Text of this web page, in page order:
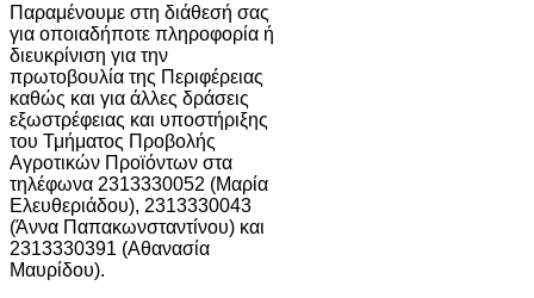
Παραμένουμε στη διάθεσή σας
για οποιαδήποτε πληροφορία ή
διευκρίνιση για την
πρωτοβουλία της Περιφέρειας
καθώς και για άλλες δράσεις
εξωστρέφειας και υποστήριξης
του Τμήματος Προβολής
Αγροτικών Προϊόντων στα
τηλέφωνα 2313330052 (Μαρία
Ελευθεριάδου), 2313330043
(Άννα Παπακωνσταντίνου) και
2313330391 (Αθανασία
Μαυρίδου).